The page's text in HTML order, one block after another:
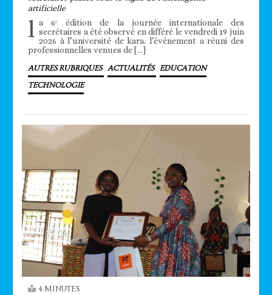
artificielle
l a 6ᵉ édition de la journée internationale des
secrétaires a été observé en différé le vendredi 19 juin
2026 à l’université de kara. l’événement a réuni des
professionnelles venues de […]
AUTRES RUBRIQUES ACTUALITÉS EDUCATION
TECHNOLOGIE
4 MINUTES